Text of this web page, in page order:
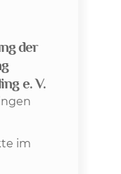
der
e. V.
im